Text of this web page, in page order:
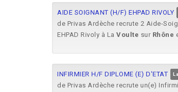
AIDE SOIGNANT (H/F) EHPAD RIVOLY
de Privas Ardèche recrute 2 Aide-
EHPAD Rivoly à La Voulte sur Rhône
INFIRMIER H/F DIPLOME (E) D'ETAT
de Privas Ardèche recrute un(e)